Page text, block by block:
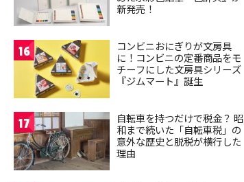
新発売！
16
コンビニおにぎりが文房具
に！コンビニの定番商品をモ
チーフにした文房具シリーズ
『ジムマート』誕生
17
自転車を持つだけで税金？ 昭
和まで続いた「自転車税」の
意外な歴史と脱税が横行した
理由